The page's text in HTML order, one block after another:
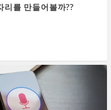
를 만들어볼까??